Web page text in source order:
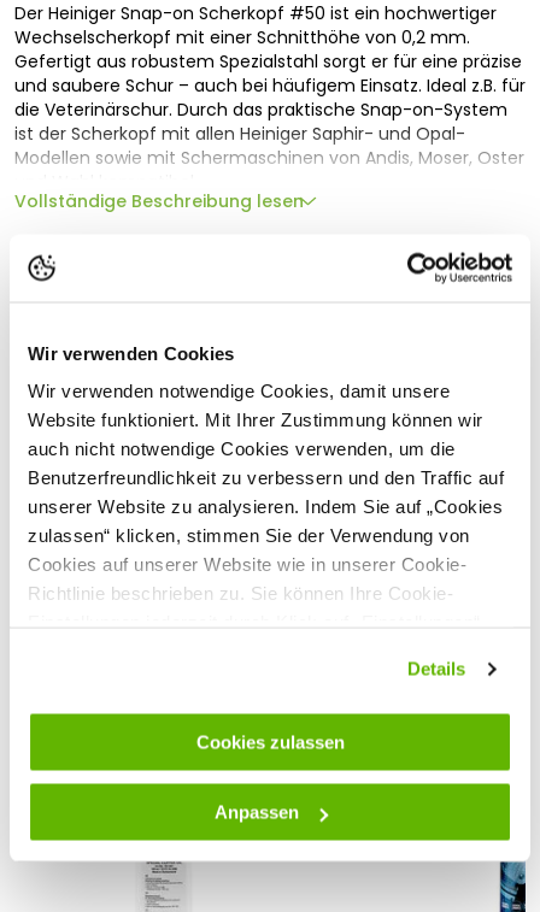
Wir verwenden Cookies
Wir verwenden notwendige Cookies, damit unsere
Website funktioniert. Mit Ihrer Zustimmung können wir
auch nicht notwendige Cookies verwenden, um die
Benutzerfreundlichkeit zu verbessern und den Traffic auf
unserer Website zu analysieren. Indem Sie auf „Cookies
zulassen“ klicken, stimmen Sie der Verwendung von
Cookies auf unserer Website wie in unserer Cookie-
Richtlinie beschrieben zu. Sie können Ihre Cookie-
Details
Cookies zulassen
Anpassen
Der Heiniger Snap-on Scherkopf #50 ist ein hochwertiger
Wechselscherkopf mit einer Schnitthöhe von 0,2 mm.
Gefertigt aus robustem Spezialstahl sorgt er für eine präzise
und saubere Schur – auch bei häufigem Einsatz. Ideal z.B. für
die Veterinärschur. Durch das praktische Snap-on-System
ist der Scherkopf mit allen Heiniger Saphir- und Opal-
Modellen sowie mit Schermaschinen von Andis, Moser, Oster
nachschärfen, wodurch die Nutzungsdauer zusätzlich
Katzen und Kühe
Eigenschaften - Scherkopf Heiniger #50
Präzisionsschermesser mit 0,2 mm Schnitthöhe
Aus hochfestem Spezialstahl, ermöglicht wiederholten
Nachschliff
Passend für Heiniger Saphir, Opal und Onyx sowie Andis,
Moser, Oster, Wahl
Pflegetipps für Schermesser und Schermaschine:
Während der Schur:
Das Fell des Tieres muss möglichst sauber, trocken und
nicht verschwitzt sein. Schmutzpartikel im Fell wie z.B. Sand
sorgen für eine deutlich geringere Haltbarkeit der
Vollständige Beschreibung lesen
Technische Spezifikationen
Typ
Schnitthöhe
0.2 mm
Sehen Sie sich alle technischen Spezifikationen an
Kundenbewertungen
Passende Produkte